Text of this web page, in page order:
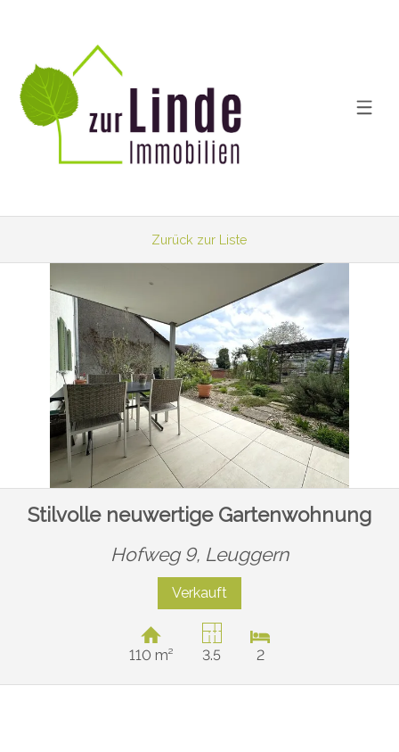
Zurück zur Liste
Stilvolle neuwertige Gartenwohnung
Hofweg 9, Leuggern
Verkauft
110 m² 3.5 2